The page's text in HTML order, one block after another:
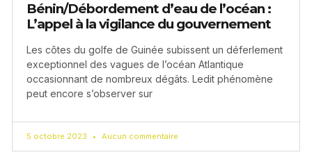
Bénin/Débordement d’eau de l’océan :
L’appel à la vigilance du gouvernement
Les côtes du golfe de Guinée subissent un déferlement
exceptionnel des vagues de l’océan Atlantique
occasionnant de nombreux dégâts. Ledit phénomène
peut encore s’observer sur
5 octobre 2023 Aucun commentaire